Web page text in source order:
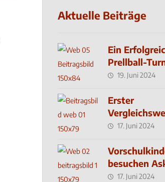
Aktuelle Beiträge
Ein
Prellball-
19. Juni 2024
Erster
seit 2019
17. Juni 2024
besuchen
Klinik
17. Juni 2024